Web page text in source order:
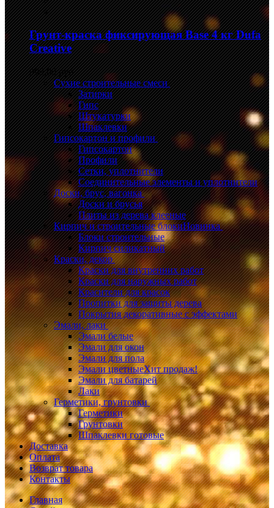
Грунт-краска фиксирующая Base 4 кг Dufa
Creative
999,00 руб.
Сухие строительные смеси
Затирки
Гипс
Штукатурки
Шпаклевки
Гипсокартон и профили
Гипсокартон
Профили
Сетки, уплотнители
Соединительные элементы и уплотнители
Доски, брус, вагонка
Доски и брусья
Плиты из дерева клееные
Кирпич и строительные блокиНовинка
Блоки строительные
Кирпич силикатный
Краски, декор
Краски для внутренних работ
Краски для наружных работ
Красители для красок
Пропитки для защиты дерева
Покрытия декоративные с эффектами
Эмали, лаки
Эмали белые
Эмали для окон
Эмали для пола
Эмали цветныеХит продаж!
Эмали для батарей
Лаки
Герметики, грунтовки
Герметики
Грунтовки
Шпаклевки готовые
Доставка
Оплата
Возврат товара
Контакты
Главная